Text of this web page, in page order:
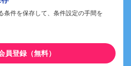
条件を保存して、条件設定の手間を
員登録（無料）